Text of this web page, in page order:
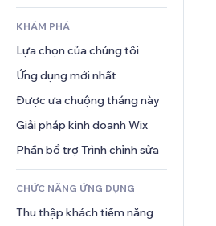
Niêm yết trang web
Email
Hội thoại
Kế toán
Phiếu giảm giá và khách hàng
trung thành
Giải pháp kho bãi
chuyển
Định giá và gói đăng ký
Gọi vốn cộng đồng
Đồ ăn và thức uống
Tệp phát thanh
Nhiếp ảnh
Video
PDF
Chia sẻ tệp
Tin tức
Dịch vụ nội dung
Quyền riêng tư và bảo mật
Đồng hồ
Mẫu trang
Hiệu ứng hình ảnh
Nút và menu
Biểu ngữ và Huy hiệu
Máy tính
Tìm kiếm
Thời tiết
Bảng biểu
Mẫu
Thăm dò ý kiến
Trò chuyện
Bình luận
Điện thoại
Cộng đồng
Đánh giá và chứng thực
Quản lý quan hệ khách hàng
KHÁM PHÁ
Lựa chọn của chúng tôi
Ứng dụng mới nhất
Được ưa chuộng tháng này
Giải pháp kinh doanh Wix
Phần bổ trợ Trình chỉnh sửa
CHỨC NĂNG ỨNG DỤNG
Thu thập khách tiềm năng